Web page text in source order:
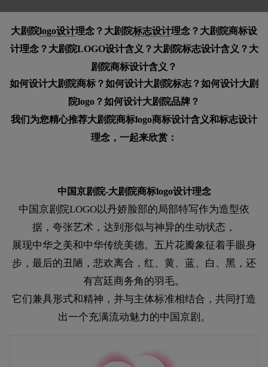
大剧院logo设计理念？大剧院标志设计理念？大剧院商标设
计理念？大剧院LOGO设计含义？大剧院标志设计含义？大
剧院商标设计含义？
如何设计大剧院商标？如何设计大剧院标志？如何设计大剧
院logo？如何设计大剧院品牌？
我们为您精心推荐大剧院商标logo商标设计含义和标志设计
理念，一起来欣赏：
中国京剧院-大剧院商标logo设计理念
中国京剧院LOGO以丹娇脸部的局部特写作为造型依
据，夸张艺术，达到形似与神异的生动状态，
展现中华之美和中华传统美德。五片花瓣象征着手眼身
步，最后的丑陋，悲欢离合，红、黄、蓝、白、黑，还
有宫廷商务角的羽毛。
它们兼具形式和精神，并与主体标准相结合，共同打造
出一个充满流动魅力的中国京剧。